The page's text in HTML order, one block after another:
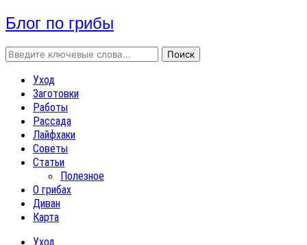
Блог по грибы
Уход
Заготовки
Работы
Рассада
Лайфхаки
Советы
Статьи
Полезное
О грибах
Диван
Карта
Уход